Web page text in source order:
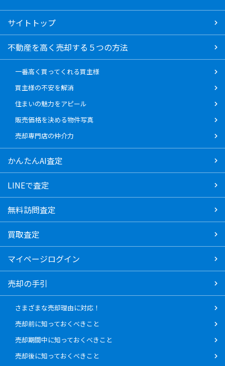
サイトトップ
不動産を高く売却する５つの方法
一番高く買ってくれる買主様
買主様の不安を解消
住まいの魅力をアピール
販売価格を決める物件写真
売却専門店の仲介力
かんたんAI査定
LINEで査定
無料訪問査定
買取査定
マイページログイン
売却の手引
さまざまな売却理由に対応！
売却前に知っておくべきこと
売却期間中に知っておくべきこと
売却後に知っておくべきこと